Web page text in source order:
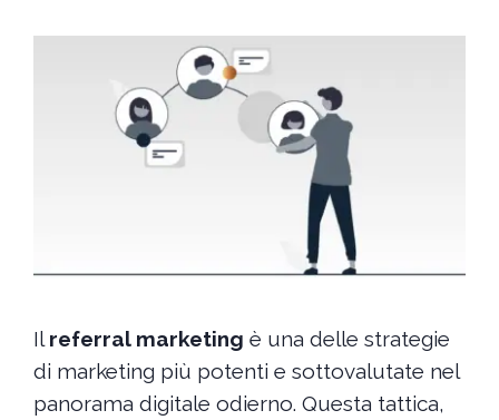
Il referral marketing è una delle strategie
di marketing più potenti e sottovalutate nel
panorama digitale odierno. Questa tattica,